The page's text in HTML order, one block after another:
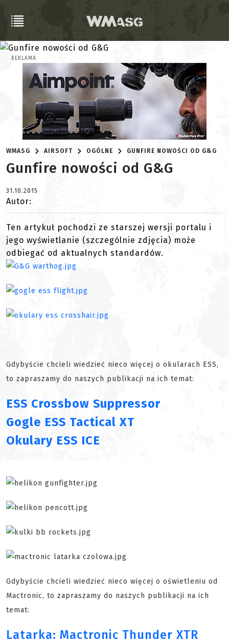
REKLAMA
WMASG AIRSOFT OGÓLNE GUNFIRE NOWOŚCI OD G&G
Gunfire nowości od G&G
31.10.2015
Autor:
Ten artykuł pochodzi ze starszej wersji portalu i
jego wyświetlanie (szczególnie zdjęcia) może
odbiegać od aktualnych standardów.
Gdybyście chcieli wiedzieć nieco więcej o okularach ESS,
to zapraszamy do naszych publikacji na ich temat:
ESS Crossbow Suppressor
Gogle ESS Tactical XT
Okulary ESS ICE
Gdybyście chcieli wiedzieć nieco więcej o oświetleniu od
Mactronic, to zapraszamy do naszych publikacji na ich
temat:
Latarka: Mactronic Thunder XTR